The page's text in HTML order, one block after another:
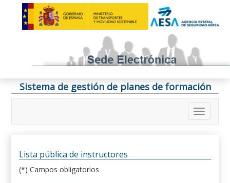
Sistema de gestión de planes de formación
Lista pública de instructores
(*) Campos obligatorios